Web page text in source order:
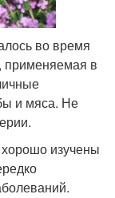
во время
применяемая в
и мяса. Не
изучены